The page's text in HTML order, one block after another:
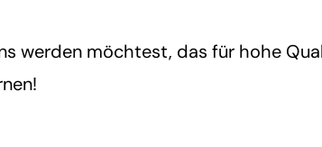
werden möchtest, das für hohe